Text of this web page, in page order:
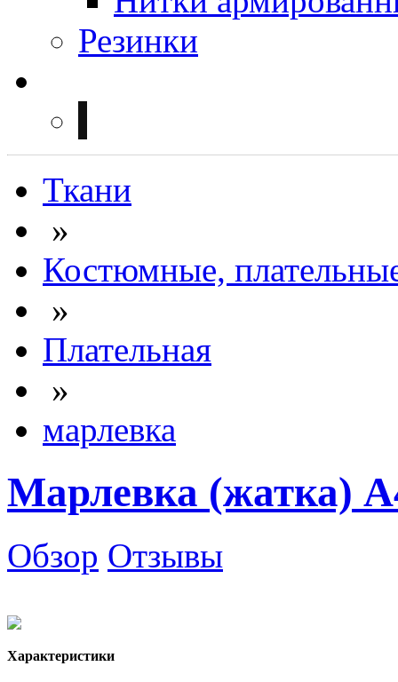
Резинки
Ткани
»
Костюмные,
»
Плательная
»
марлевка
Марлевка (жатка)
Обзор Отзывы
Характеристики